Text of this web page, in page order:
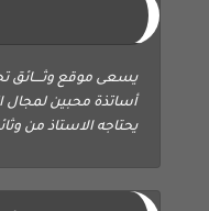
يسعى موقع
أساتذة محبين لمجال
يحتاجه الاستاذ من